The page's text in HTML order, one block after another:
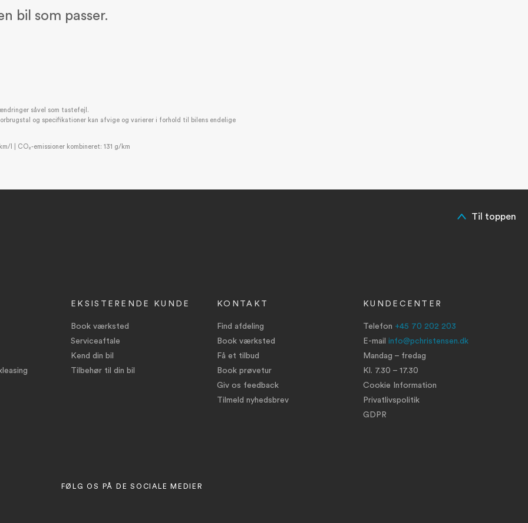
bil som passer.
såvel som tastefejl.
og specifikationer kan afvige og varierer i forhold til bilens endelige
l | CO₂-emissioner kombineret: 131 g/km
EKSISTERENDE KUNDE
Book værksted
Serviceaftale
Kend din bil
Tilbehør til din bil
KONTAKT
Find afdeling
Book værksted
Få et tilbud
Book prøvetur
Giv os feedback
Tilmeld nyhedsbrev
KUNDECENTER
Telefon +45 70 202 203
E-mail info@pchristensen.dk
Mandag – fredag
Kl. 7.30 – 17.30
Cookie Information
Privatlivspolitik
GDPR
Til toppen
FØLG OS PÅ DE SOCIALE MEDIER